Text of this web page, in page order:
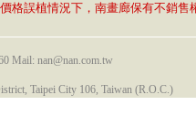
格誤植情況下，南畫廊保有不銷售
Mail: nan@nan.com.tw
Taipei City 106, Taiwan (R.O.C.)